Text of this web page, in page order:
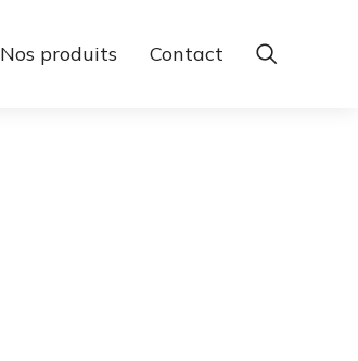
Nos produits Contact